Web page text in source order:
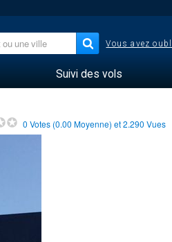
Vous avez
Suivi des vols
0 Votes (0.00 Moyenne) et2.290 Vues